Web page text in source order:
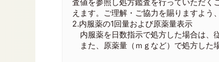
査値を参照し処方鑑査を行っていただく
えます。ご理解・ご協力を賜りますよう
2.内服薬の1回量および原薬量表示
内服薬を日数指示で処方した場合は、
また、原薬量（ｍｇなど）で処方した